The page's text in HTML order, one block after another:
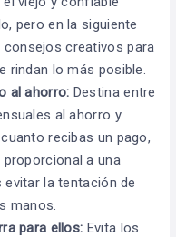
pero en la siguiente
creativos para
rindan lo más posible.
al ahorro: Destina entre
al ahorro y
recibas un pago,
a una
evitar la tentación de
manos.
para ellos: Evita los